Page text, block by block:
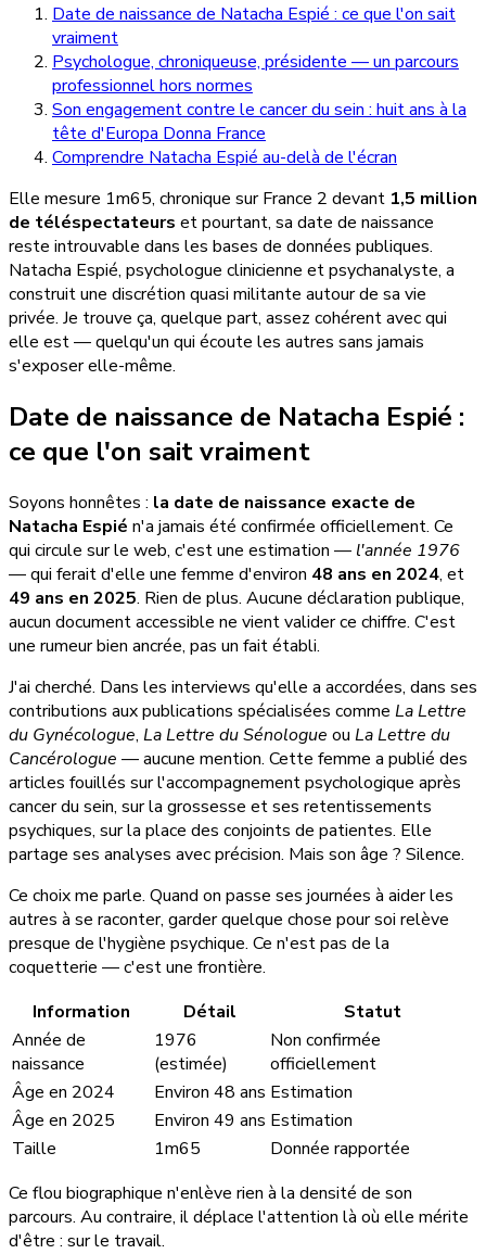
Date de naissance de Natacha Espié : ce que l'on sait
vraiment
Psychologue, chroniqueuse, présidente — un parcours
professionnel hors normes
Son engagement contre le cancer du sein : huit ans à la
tête d'Europa Donna France
Comprendre Natacha Espié au-delà de l'écran
Elle mesure 1m65, chronique sur France 2 devant 1,5 million
de téléspectateurs et pourtant, sa date de naissance
reste introuvable dans les bases de données publiques.
Natacha Espié, psychologue clinicienne et psychanalyste, a
construit une discrétion quasi militante autour de sa vie
privée. Je trouve ça, quelque part, assez cohérent avec qui
elle est — quelqu'un qui écoute les autres sans jamais
s'exposer elle-même.
Date de naissance de Natacha Espié :
ce que l'on sait vraiment
Soyons honnêtes : la date de naissance exacte de
Natacha Espié n'a jamais été confirmée officiellement. Ce
qui circule sur le web, c'est une estimation — l'année 1976
— qui ferait d'elle une femme d'environ 48 ans en 2024, et
49 ans en 2025. Rien de plus. Aucune déclaration publique,
aucun document accessible ne vient valider ce chiffre. C'est
une rumeur bien ancrée, pas un fait établi.
J'ai cherché. Dans les interviews qu'elle a accordées, dans ses
contributions aux publications spécialisées comme La Lettre
du Gynécologue, La Lettre du Sénologue ou La Lettre du
Cancérologue — aucune mention. Cette femme a publié des
articles fouillés sur l'accompagnement psychologique après
cancer du sein, sur la grossesse et ses retentissements
psychiques, sur la place des conjoints de patientes. Elle
partage ses analyses avec précision. Mais son âge ? Silence.
Ce choix me parle. Quand on passe ses journées à aider les
autres à se raconter, garder quelque chose pour soi relève
presque de l'hygiène psychique. Ce n'est pas de la
coquetterie — c'est une frontière.
Information
Détail
Statut
Année de
naissance
1976
(estimée)
Non confirmée
officiellement
Âge en 2024
Environ 48 ans Estimation
Âge en 2025
Environ 49 ans Estimation
Taille
1m65
Donnée rapportée
Ce flou biographique n'enlève rien à la densité de son
parcours. Au contraire, il déplace l'attention là où elle mérite
d'être : sur le travail.